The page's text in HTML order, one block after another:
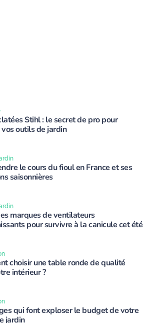
Stihl : le secret de pro pour
outils de jardin
le cours du fioul en France et ses
saisonnières
marques de ventilateurs
pour survivre à la canicule cet été
choisir une table ronde de qualité
intérieur ?
qui font exploser le budget de votre
jardin